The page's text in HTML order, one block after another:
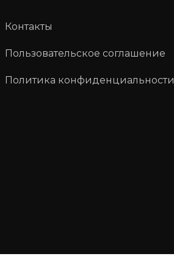
Контакты
Пользовательское соглашение
Политика конфиденциальности